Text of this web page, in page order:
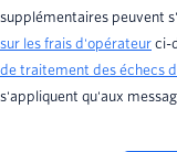
supplémentaires peuvent
sur les frais d'opérateur ci-
de traitement des échecs
s'appliquent qu'aux